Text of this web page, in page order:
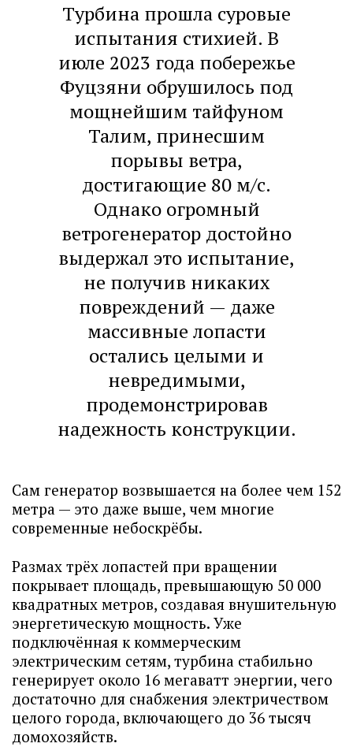
Турбина прошла суровые
испытания стихией. В
июле 2023 года побережье
Фуцзяни обрушилось под
мощнейшим тайфуном
Талим, принесшим
порывы ветра,
достигающие 80 м/с.
Однако огромный
ветрогенератор достойно
выдержал это испытание,
не получив никаких
повреждений — даже
массивные лопасти
остались целыми и
невредимыми,
продемонстрировав
надежность конструкции.
Сам генератор возвышается на более чем 152
метра — это даже выше, чем многие
современные небоскрёбы.
Размах трёх лопастей при вращении
покрывает площадь, превышающую 50 000
квадратных метров, создавая внушительную
энергетическую мощность. Уже
подключённая к коммерческим
электрическим сетям, турбина стабильно
генерирует около 16 мегаватт энергии, чего
достаточно для снабжения электричеством
целого города, включающего до 36 тысяч
домохозяйств.